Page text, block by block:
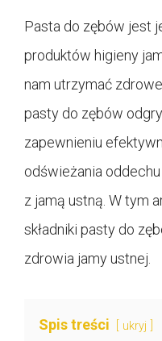
Pasta do zębów jest
produktów higieny
nam utrzymać
pasty do zębów
zapewnieniu
odświeżania
z jamą ustną. W tym
składniki pasty do
zdrowia jamy ustnej.
Spis treści ukryj